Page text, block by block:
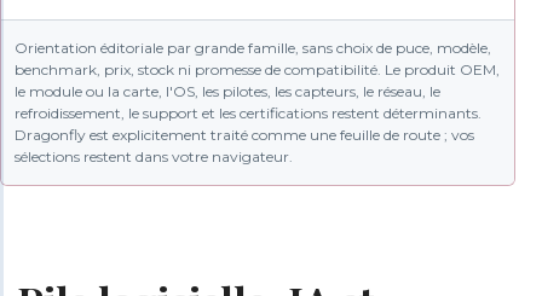
Orientation éditoriale par grande famille, sans choix de puce, modèle,
benchmark, prix, stock ni promesse de compatibilité. Le produit OEM,
le module ou la carte, l'OS, les pilotes, les capteurs, le réseau, le
refroidissement, le support et les certifications restent déterminants.
Dragonfly est explicitement traité comme une feuille de route ; vos
sélections restent dans votre navigateur.